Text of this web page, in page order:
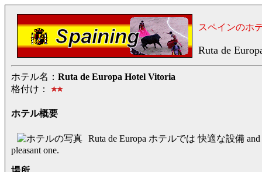
スペインのホ
Ruta de
ホテル名： Ruta de Europa Hotel Vitoria
格付け：
ホテル概要
Ruta de Europa ホテルでは 快適な設備
pleasant one.